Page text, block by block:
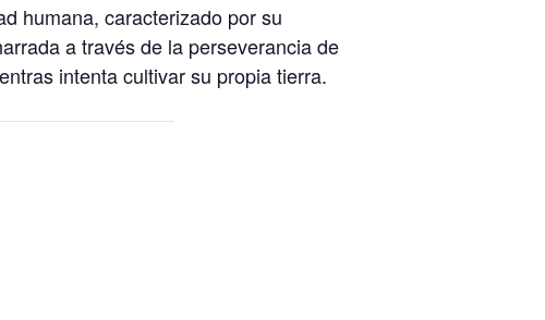
humana, caracterizado por su
a través de la perseverancia de
intenta cultivar su propia tierra.